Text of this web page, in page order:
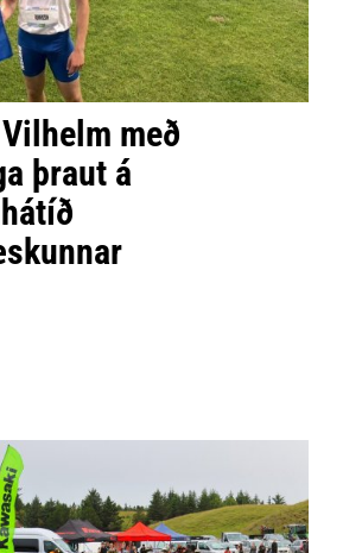
með
þraut á